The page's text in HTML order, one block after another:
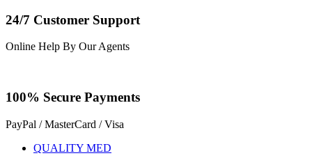
24/7 Customer Support
Online Help By Our Agents
100% Secure Payments
PayPal / MasterCard / Visa
QUALITY MED